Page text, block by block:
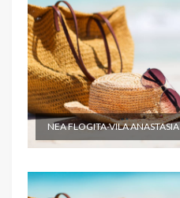
NEA FLOGITA-VILA ANASTASIA